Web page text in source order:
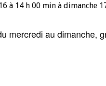
à 14 h 00 min à dimanche
mercredi au dimanche,